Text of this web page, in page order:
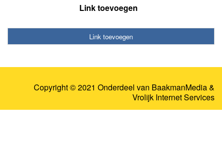
Link toevoegen
Link toevoegen
Copyright © 2021 Onderdeel van BaakmanMedia&
Vrolijk Internet Services